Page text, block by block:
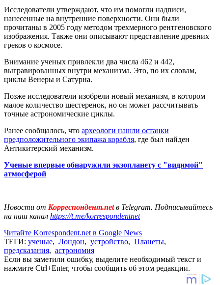
Исследователи утверждают, что им помогли надписи,
нанесенные на внутренние поверхности. Они были
прочитаны в 2005 году методом трехмерного рентгеновского
изображения. Также они описывают представление древних
греков о космосе.
Внимание ученых привлекли два числа 462 и 442,
выгравированных внутри механизма. Это, по их словам,
циклы Венеры и Сатурна.
Позже исследователи изобрели новый механизм, в котором
малое количество шестеренок, но он может рассчитывать
точные астрономические циклы.
Ранее сообщалось, что археологи нашли останки
предположительного экипажа корабля, где был найден
Антикитерский механизм.
Ученые впервые обнаружили экзопланету с "видимой"
атмосферой
Новости от Корреспондент.netв Telegram. Подписывайтесь
на наш канал https://t.me/korrespondentnet
Читайте Korrespondent.net в Google News
ТЕГИ: ученые, Лондон, устройство, Планеты,
предсказания, астрономия
Если вы заметили ошибку, выделите необходимый текст и
нажмите Ctrl+Enter, чтобы сообщить об этом редакции.